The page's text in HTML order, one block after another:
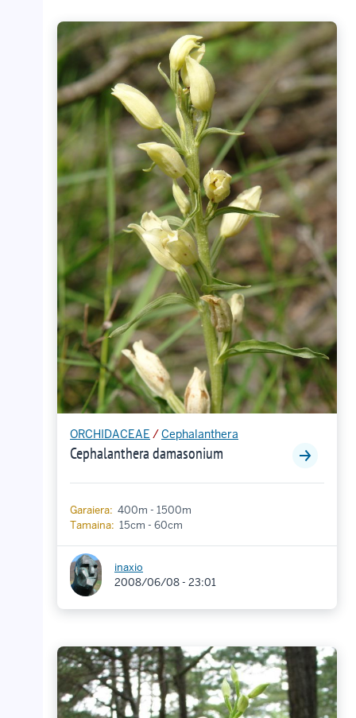
ORCHIDACEAE /Cephalanthera
Cephalanthera damasonium
Garaiera: 400m - 1500m
Tamaina: 15cm - 60cm
inaxio
2008/06/08 - 23:01